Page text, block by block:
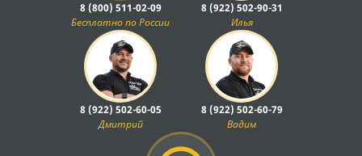
Синхронизаторы обеспечивают плавное
переключение передач путем выравнивания угловых
скоростей соединяемых валов. Для тракторов МТЗ-80,
82 и 1221 применяются различные типы
синхронизаторов в зависимости от модификации
коробки передач. Муфты переключения работают в
паре с синхронизаторами и должны иметь точные
размеры для обеспечения надежного зацепления и
исключения самопроизвольного выключения
8 (800) 511-02-09
Бесплатно по России
8 (922) 502-90-31
Илья
8 (922) 502-60-05
Дмитрий
8 (922) 502-60-79
Вадим